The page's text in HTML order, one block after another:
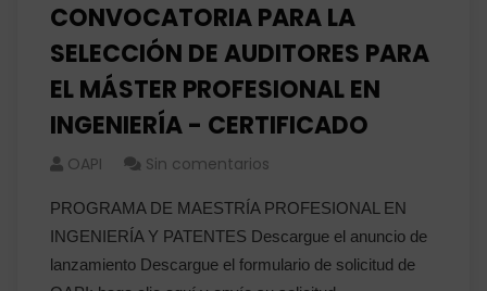
CONVOCATORIA PARA LA
SELECCIÓN DE AUDITORES PARA
EL MÁSTER PROFESIONAL EN
INGENIERÍA - CERTIFICADO
OAPI Sin comentarios
PROGRAMA DE MAESTRÍA PROFESIONAL EN
INGENIERÍA Y PATENTES Descargue el anuncio de
lanzamiento Descargue el formulario de solicitud de